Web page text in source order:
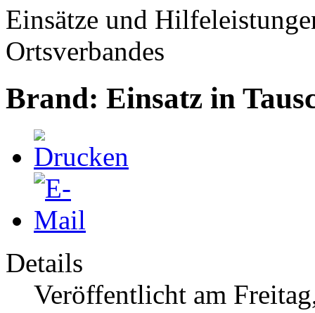
Einsätze und
Ortsverbandes
Brand: Einsatz in
Details
Veröffentlicht am